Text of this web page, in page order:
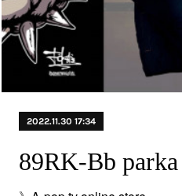
2022.11.30 17:34
89RK-Bb parka